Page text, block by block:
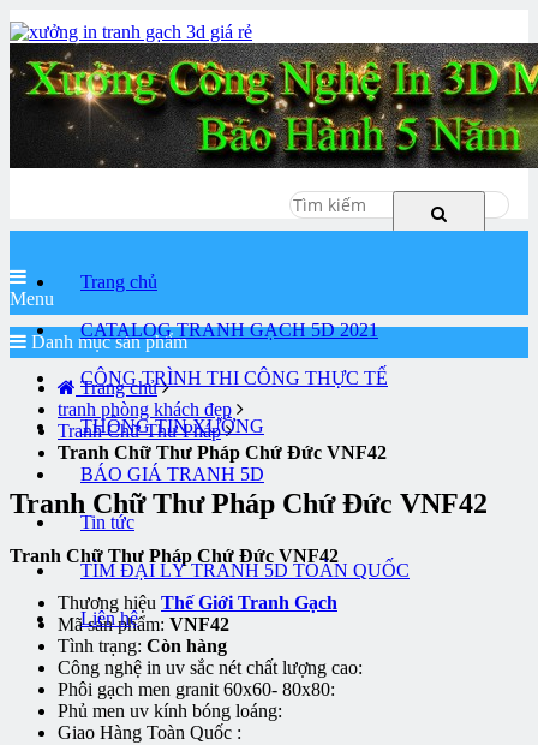
0985554156
Menu
Trang chủ
CATALOG TRANH GẠCH 5D 2021
CÔNG TRÌNH THI CÔNG THỰC TẾ
THÔNG TIN XƯỞNG
BÁO GIÁ TRANH 5D
Tin tức
TÌM ĐẠI LÝ TRANH 5D TOÀN QUỐC
Liên hệ
Danh mục sản phẩm
Trang chủ
tranh phòng khách đẹp
Tranh Chữ Thư Pháp
Tranh Chữ Thư Pháp Chứ Đức VNF42
Tranh Chữ Thư Pháp Chứ Đức VNF42
Tranh Chữ Thư Pháp Chứ Đức VNF42
Thương hiệu Thế Giới Tranh Gạch
Mã sản phẩm: VNF42
Tình trạng: Còn hàng
Công nghệ in uv sắc nét chất lượng cao:
Phôi gạch men granit 60x60- 80x80:
Phủ men uv kính bóng loáng:
Giao Hàng Toàn Quốc :